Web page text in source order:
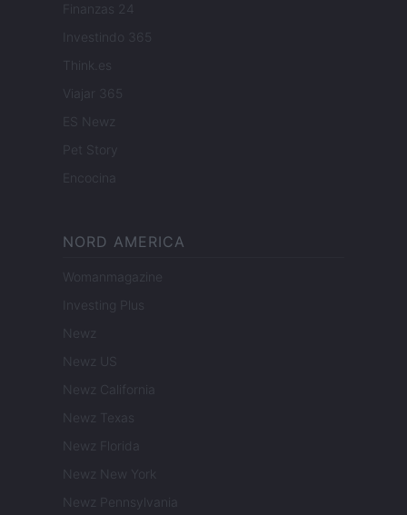
Finanzas 24
Investindo 365
Think.es
Viajar 365
ES Newz
Pet Story
Encocina
NORD AMERICA
Womanmagazine
Investing Plus
Newz
Newz US
Newz California
Newz Texas
Newz Florida
Newz New York
Newz Pennsylvania